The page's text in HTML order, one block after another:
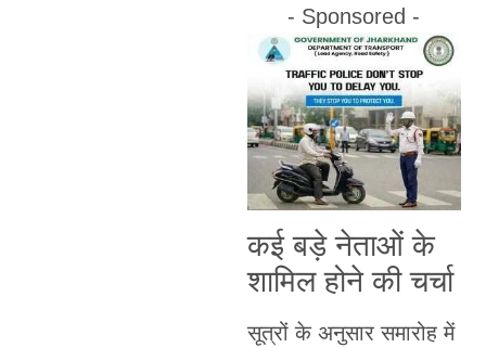
- Sponsored -
कई बड़े नेताओं के
शामिल होने की चर्चा
सूत्रों के अनुसार समारोह में